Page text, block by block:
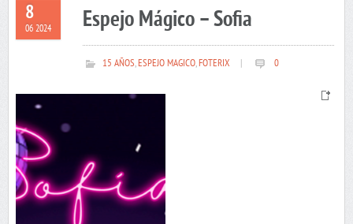
8
06 2024 Espejo Mágico – Sofia
15 AÑOS,ESPEJO MAGICO,FOTERIX 0